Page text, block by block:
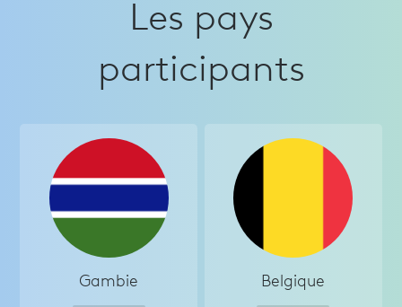
Les pays
participants
Gambie Belgique